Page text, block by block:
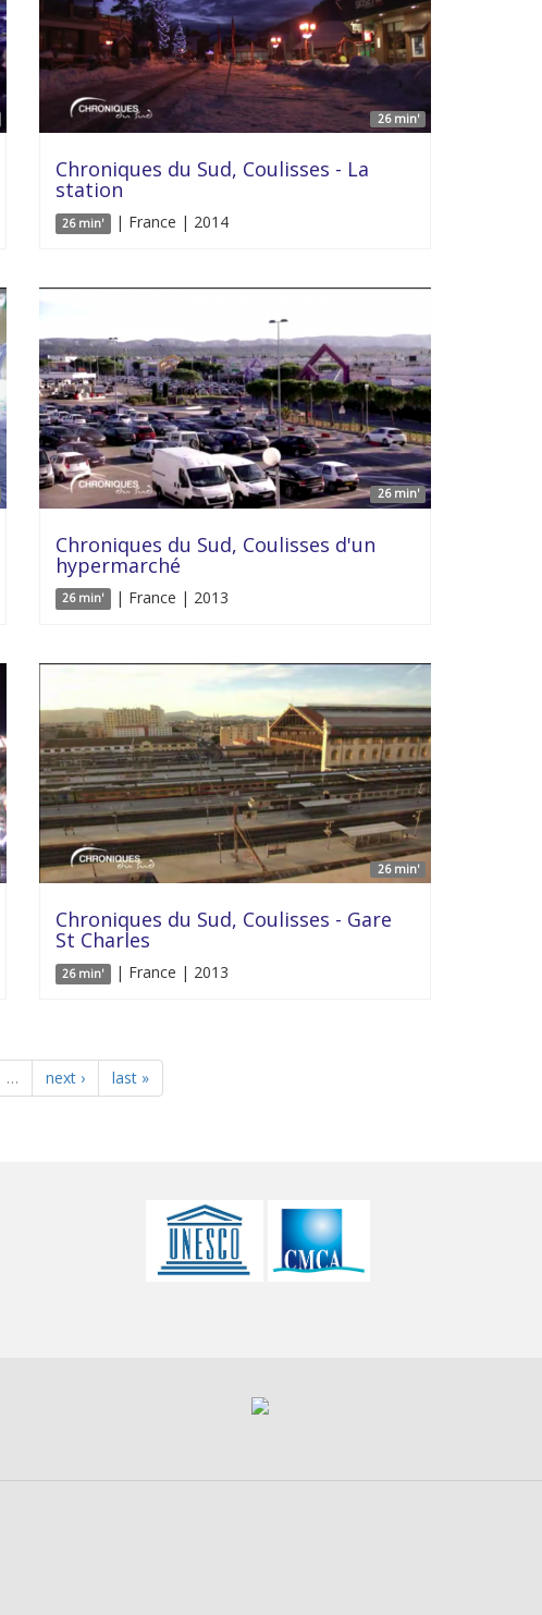
26 min'
Chroniques du Sud, Coulisses - La
station
26 min' | France | 2014
26 min'
Chroniques du Sud, Coulisses d'un
hypermarché
26 min' | France | 2013
26 min'
Chroniques du Sud, Coulisses - Gare
St Charles
26 min' | France | 2013
… next › last »